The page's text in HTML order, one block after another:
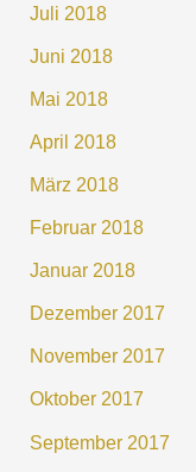
Juli 2018
Juni 2018
Mai 2018
April 2018
März 2018
Februar 2018
Januar 2018
Dezember 2017
November 2017
Oktober 2017
September 2017